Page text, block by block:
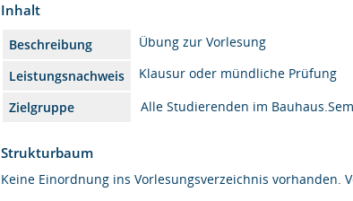
Inhalt
Beschreibung
Übung zur Vorlesung
Leistungsnachweis
Klausur oder mündliche Prüfung
Zielgruppe
Alle Studierenden im
Strukturbaum
Keine Einordnung ins Vorlesungsverzeichnis vorhanden.